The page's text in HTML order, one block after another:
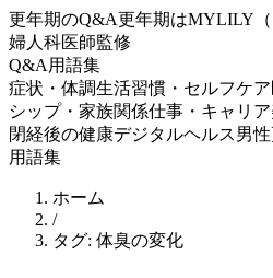
更年期のQ&A更年期はMYLILY（
婦人科医師監修
Q&A 用語集
症状・体調生活習慣・セルフケア
シップ・家族関係仕事・キャリア
閉経後の健康デジタルヘルス男
用語集
ホーム
/
タグ: 体臭の変化